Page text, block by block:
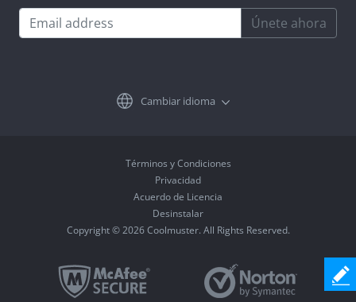
Únete ahora
Cambiar idioma
Términos y Condiciones
Privacidad
Acuerdo de Licencia
Desinstalar
Copyright © 2026 Coolmuster. All Rights Reserved.